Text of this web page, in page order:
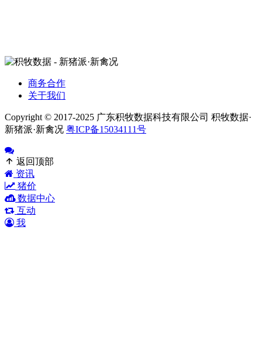
商务合作
关于我们
Copyright © 2017-2025 广东积牧数据科技有限公司 积牧数据·
新猪派·新禽况 粤ICP备15034111号
返回顶部
资讯
猪价
数据中心
互动
我